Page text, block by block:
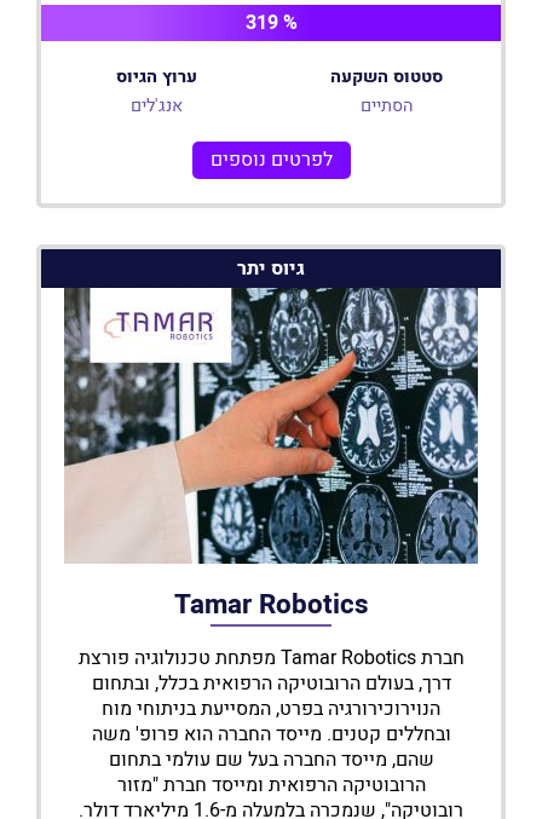
בארה"ב, השוק העיקרי של החברה, להפצת
המערכת המתקדמת שלה.
עד היום השקיעו בחברה משקיעים מובילים
ובכללם משקיעים מהתחום הרפואי אשר הבינו את
הטכנולוגיה הייחודית של החברה ואת פוטנציאל
הצלחתה.
% 319
סטטוס השקעה
הסתיים
ערוץ הגיוס
אנג'לים
לפרטים נוספים
גיוס יתר
Tamar Robotics
חברת Tamar Robotics מפתחת טכנולוגיה פורצת
דרך, בעולם הרובוטיקה הרפואית בכלל, ובתחום
הנוירוכירורגיה בפרט, המסייעת בניתוחי מוח
ובחללים קטנים. מייסד החברה הוא פרופ' משה
שהם, מייסד החברה בעל שם עולמי בתחום
הרובוטיקה הרפואית ומייסד חברת "מזור
רובוטיקה", שנמכרה בלמעלה מ-1.6 מיליארד דולר.